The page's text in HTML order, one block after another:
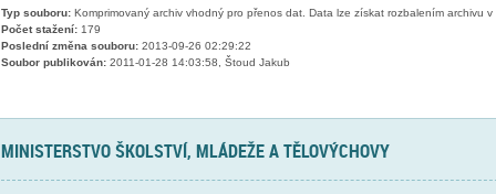
Typ souboru:Komprimovaný archiv vhodný pro přenos dat. Data lze získat rozbalením archivu
Počet stažení:179
Poslední změna souboru:2013-09-26 02:29:22
Soubor publikován:2011-01-28 14:03:58, Štoud Jakub
MINISTERSTVO ŠKOLSTVÍ, MLÁDEŽE A TĚLOVÝCHOVY